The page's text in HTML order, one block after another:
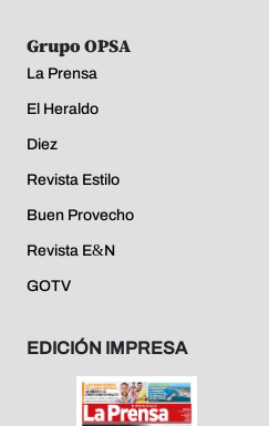
Grupo OPSA
La Prensa
El Heraldo
Diez
Revista Estilo
Buen Provecho
Revista E&N
GOTV
EDICIÓN IMPRESA